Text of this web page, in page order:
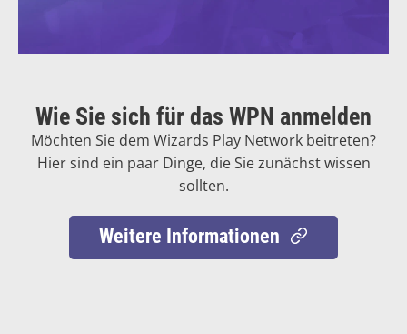
Wie Sie sich für das WPN anmelden
Möchten Sie dem Wizards Play Network beitreten?
Hier sind ein paar Dinge, die Sie zunächst wissen
sollten.
Weitere Informationen